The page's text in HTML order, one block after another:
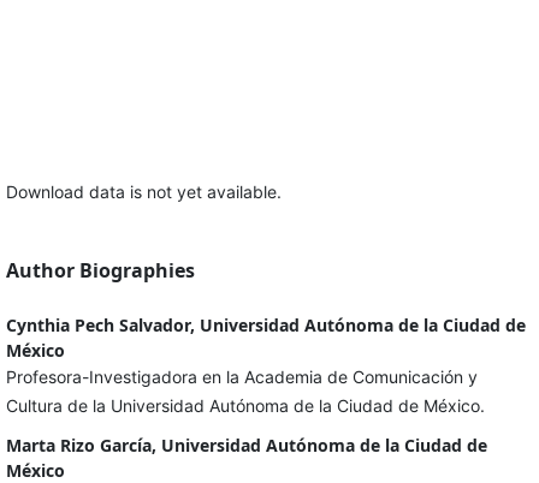
Download data is not yet available.
Author Biographies
Cynthia Pech Salvador, Universidad Autónoma de la Ciudad de
México
Profesora-Investigadora en la Academia de Comunicación y
Cultura de la Universidad Autónoma de la Ciudad de México.
Marta Rizo García, Universidad Autónoma de la Ciudad de
México